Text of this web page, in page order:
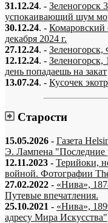
31.12.24. - Зеленогорск
успокаивающий шум
30.12.24. - Комаровский
декабря 2024 г.
27.12.24. - Зеленогорск,
12.12.24. - Зеленогорск,
день попадаешь на закат
13.07.24. - Кусочек
Старости
15.05.2026 - Газета
Э. Лампена "Последние
12.11.2023 - Терийоки,
войной. Фотографии
27.02.2022 - «Нива»,
Путевые впечатления.
25.10.2021 - «Нива»,
адресу Мира Искусства"